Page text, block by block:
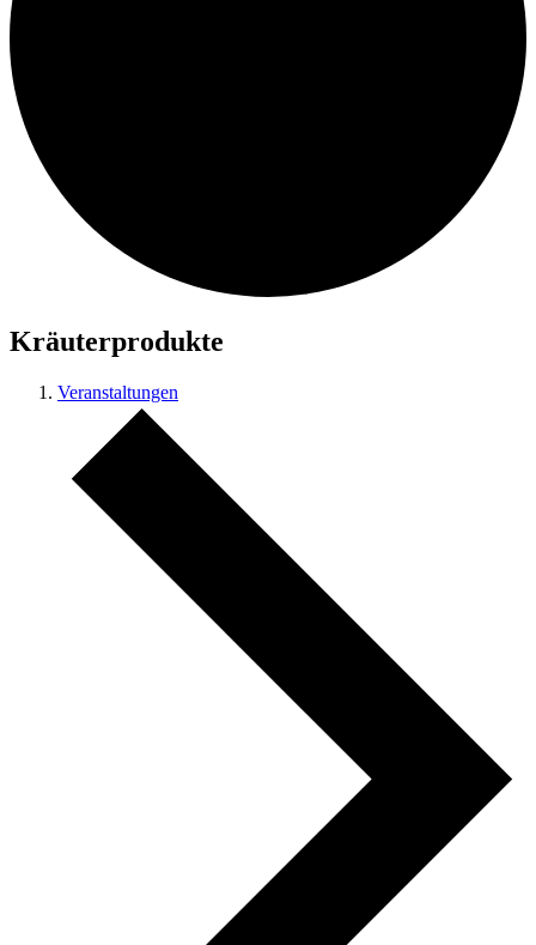
Kräuterprodukte
Veranstaltungen